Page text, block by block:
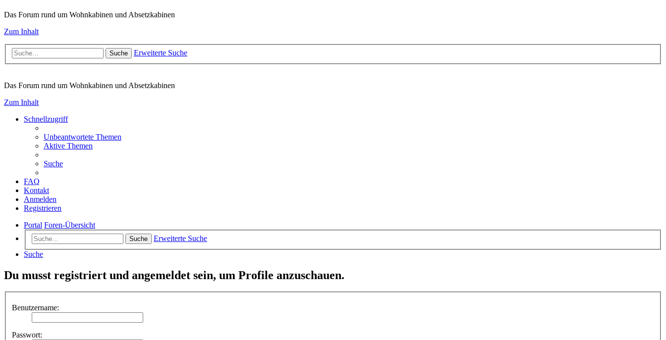
Das Forum rund um Wohnkabinen und Absetzkabinen
Zum Inhalt
Suche Erweiterte Suche
Das Forum rund um Wohnkabinen und Absetzkabinen
Zum Inhalt
Schnellzugriff
Unbeantwortete Themen
Aktive Themen
Suche
FAQ
Kontakt
Anmelden
Registrieren
Portal Foren-Übersicht
Suche
Erweiterte Suche
Suche
Du musst registriert und angemeldet sein, um Profile anzuschauen.
Benutzername:
Passwort: